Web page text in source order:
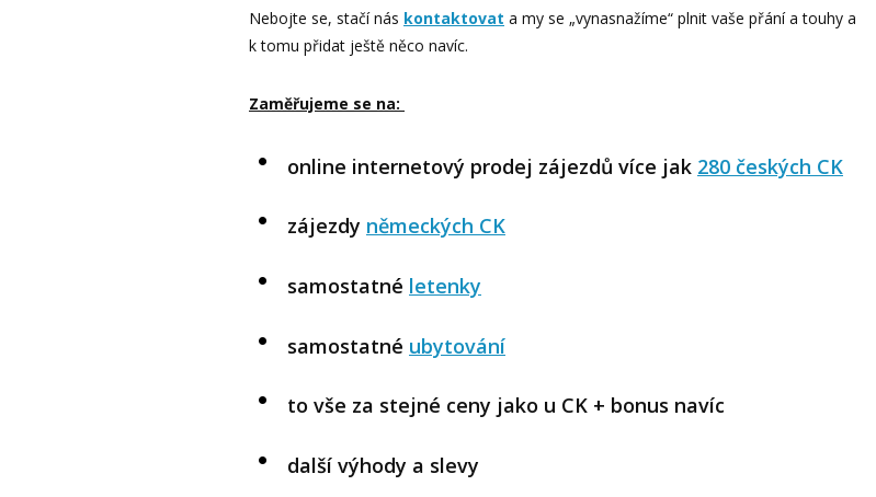
Nebojte se, stačí nás kontaktovat a my se „vynasnažíme“ plnit vaše přání a touhy a
k tomu přidat ještě něco navíc.
Zaměřujeme se na:
online internetový prodej zájezdů více jak 280 českých CK
zájezdy německých CK
samostatné letenky
samostatné ubytování
to vše za stejné ceny jako u CK + bonus navíc
další výhody a slevy